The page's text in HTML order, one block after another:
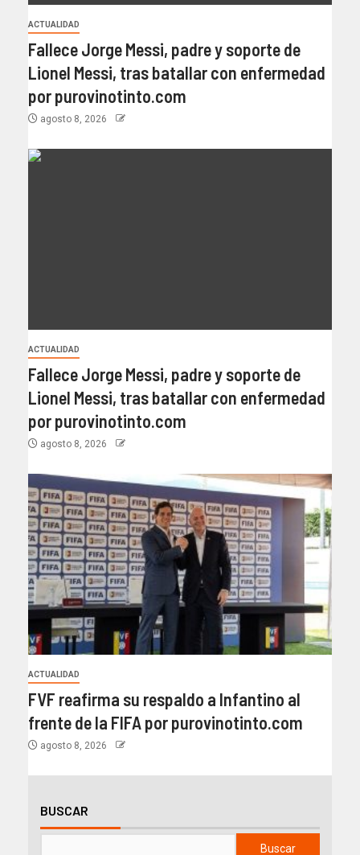
ACTUALIDAD
Fallece Jorge Messi, padre y soporte de
Lionel Messi, tras batallar con enfermedad
por purovinotinto.com
agosto 8, 2026
ACTUALIDAD
Fallece Jorge Messi, padre y soporte de
Lionel Messi, tras batallar con enfermedad
por purovinotinto.com
agosto 8, 2026
ACTUALIDAD
FVF reafirma su respaldo a Infantino al
frente de la FIFA por purovinotinto.com
agosto 8, 2026
BUSCAR
Buscar